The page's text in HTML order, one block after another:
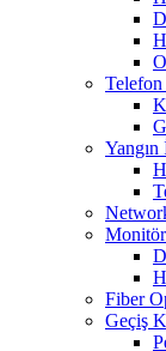
Fiber
Geçiş